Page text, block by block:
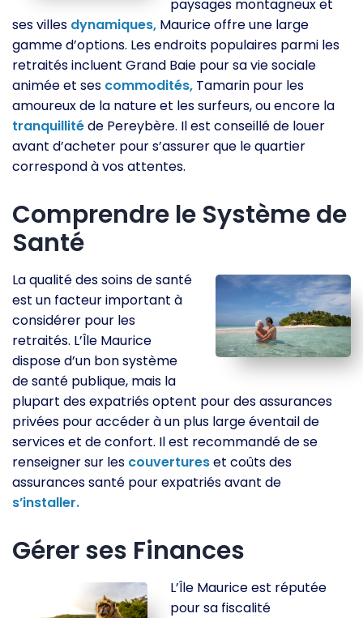
paysages montagneux et
ses villes dynamiques, Maurice offre une large
gamme d’options. Les endroits populaires parmi les
retraités incluent Grand Baie pour sa vie sociale
animée et ses commodités, Tamarin pour les
amoureux de la nature et les surfeurs, ou encore la
tranquillitéde Pereybère. Il est conseillé de louer
avant d’acheter pour s’assurer que le quartier
correspond à vos attentes.
Comprendre le Système de
Santé
La qualité des soins de santé
est un facteur important à
considérer pour les
retraités. L’Île Maurice
dispose d’un bon système
de santé publique, mais la
plupart des expatriés optent pour des assurances
privées pour accéder à un plus large éventail de
services et de confort. Il est recommandé de se
renseigner sur les couvertureset coûts des
assurances santé pour expatriés avant de
s’installer.
Gérer ses Finances
L’Île Maurice est réputée
pour sa fiscalité